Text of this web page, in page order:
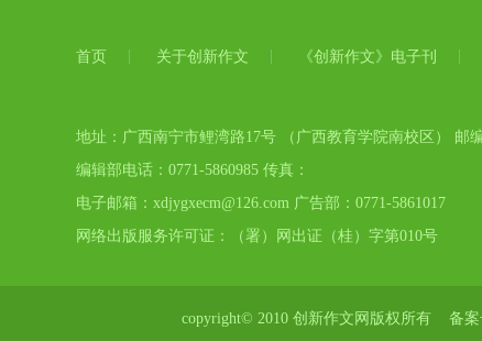
首页 关于创新作文 《创新作文》电子刊
地址：广西南宁市鲤湾路17号 （广西教育学院南校区） 邮
编辑部电话：0771-5860985 传真：
电子邮箱：xdjygxecm@126.com 广告部：0771-5861017
网络出版服务许可证：（署）网出证（桂）字第010号
copyright© 2010 创新作文网版权所有 备案